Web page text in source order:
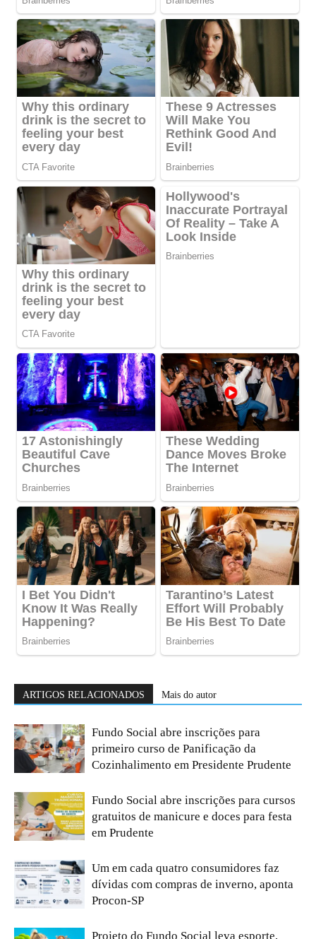
ARTIGOS RELACIONADOS Mais do autor
Fundo Social abre inscrições para
primeiro curso de Panificação da
Cozinhalimento em Presidente Prudente
Fundo Social abre inscrições para cursos
gratuitos de manicure e doces para festa
em Prudente
Um em cada quatro consumidores faz
dívidas com compras de inverno, aponta
Procon-SP
Projeto do Fundo Social leva esporte,